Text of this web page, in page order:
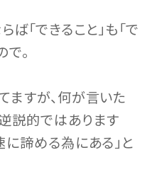
「できること」も「で
。
ますが、何が言いた
説的ではあります
に諦める為にある」と